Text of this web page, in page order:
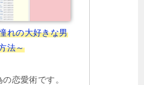
れの大好きな男
法～
恋愛術です。